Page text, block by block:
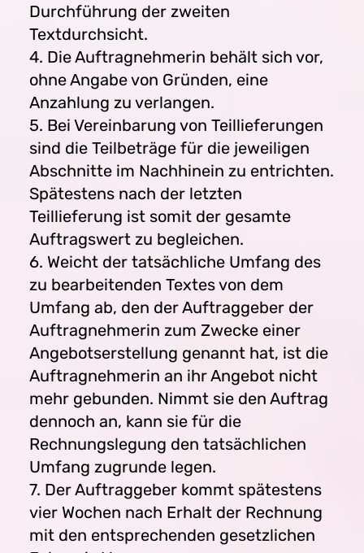
Durchführung der zweiten
Textdurchsicht.
4. Die Auftragnehmerin behält sich vor,
ohne Angabe von Gründen, eine
Anzahlung zu verlangen.
5. Bei Vereinbarung von Teillieferungen
sind die Teilbeträge für die jeweiligen
Abschnitte im Nachhinein zu entrichten.
Spätestens nach der letzten
Teillieferung ist somit der gesamte
Auftragswert zu begleichen.
6. Weicht der tatsächliche Umfang des
zu bearbeitenden Textes von dem
Umfang ab, den der Auftraggeber der
Auftragnehmerin zum Zwecke einer
Angebotserstellung genannt hat, ist die
Auftragnehmerin an ihr Angebot nicht
mehr gebunden. Nimmt sie den Auftrag
dennoch an, kann sie für die
Rechnungslegung den tatsächlichen
Umfang zugrunde legen.
7. Der Auftraggeber kommt spätestens
vier Wochen nach Erhalt der Rechnung
mit den entsprechenden gesetzlichen